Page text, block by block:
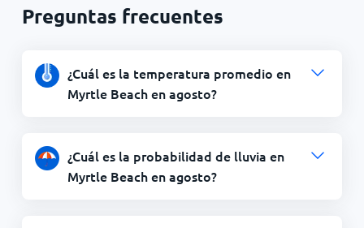
Preguntas frecuentes
¿Cuál es la temperatura promedio en
Myrtle Beach en agosto?
¿Cuál es la probabilidad de lluvia en
Myrtle Beach en agosto?